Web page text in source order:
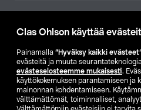
Clas Ohlson käyttää
Painamalla ”Hyväksy kaikki
evästeitä ja muuta
evästeselosteemme mukaisesti.
käyttökokemuksen parantamiseen ja
mainonnan kohdentamiseen.
välttämättömät, toiminnalliset,
Etsi
SE NO